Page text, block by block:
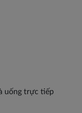
uống trực tiếp